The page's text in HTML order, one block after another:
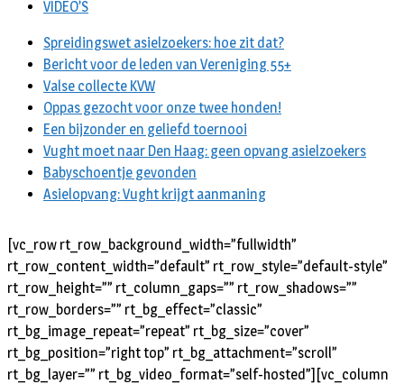
VIDEO’S
Spreidingswet asielzoekers: hoe zit dat?
Bericht voor de leden van Vereniging 55+
Valse collecte KVW
Oppas gezocht voor onze twee honden!
Een bijzonder en geliefd toernooi
Vught moet naar Den Haag: geen opvang asielzoekers
Babyschoentje gevonden
Asielopvang: Vught krijgt aanmaning
[vc_row rt_row_background_width=”fullwidth”
rt_row_content_width=”default” rt_row_style=”default-style”
rt_row_height=”” rt_column_gaps=”” rt_row_shadows=””
rt_row_borders=”” rt_bg_effect=”classic”
rt_bg_image_repeat=”repeat” rt_bg_size=”cover”
rt_bg_position=”right top” rt_bg_attachment=”scroll”
rt_bg_layer=”” rt_bg_video_format=”self-hosted”][vc_column